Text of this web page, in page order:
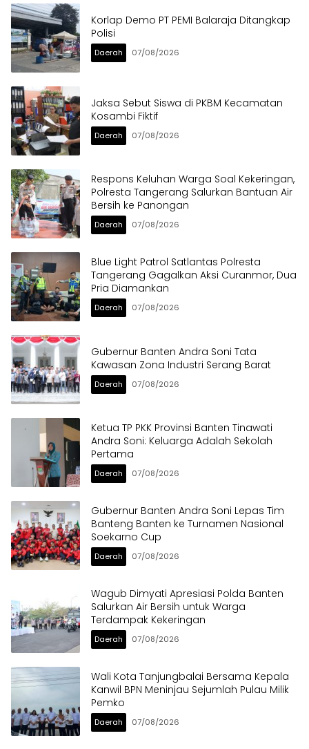
Korlap Demo PT PEMI Balaraja Ditangkap
Polisi
Daerah 07/08/2026
Jaksa Sebut Siswa di PKBM Kecamatan
Kosambi Fiktif
Daerah 07/08/2026
Respons Keluhan Warga Soal Kekeringan,
Polresta Tangerang Salurkan Bantuan Air
Bersih ke Panongan
Daerah 07/08/2026
Blue Light Patrol Satlantas Polresta
Tangerang Gagalkan Aksi Curanmor, Dua
Pria Diamankan
Daerah 07/08/2026
Gubernur Banten Andra Soni Tata
Kawasan Zona Industri Serang Barat
Daerah 07/08/2026
Ketua TP PKK Provinsi Banten Tinawati
Andra Soni: Keluarga Adalah Sekolah
Pertama
Daerah 07/08/2026
Gubernur Banten Andra Soni Lepas Tim
Banteng Banten ke Turnamen Nasional
Soekarno Cup
Daerah 07/08/2026
Wagub Dimyati Apresiasi Polda Banten
Salurkan Air Bersih untuk Warga
Terdampak Kekeringan
Daerah 07/08/2026
Wali Kota Tanjungbalai Bersama Kepala
Kanwil BPN Meninjau Sejumlah Pulau Milik
Pemko
Daerah 07/08/2026